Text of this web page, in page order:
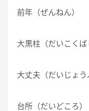
前年（ぜん
大黒柱（だいこく
大丈夫（だいじ
台所（だいど